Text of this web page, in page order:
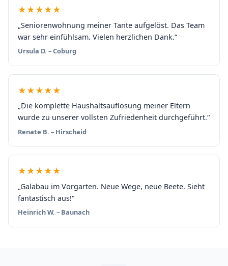
★★★★★
„Seniorenwohnung meiner Tante aufgelöst. Das Team
war sehr einfühlsam. Vielen herzlichen Dank.“
Ursula D. – Coburg
★★★★★
„Die komplette Haushaltsauflösung meiner Eltern
wurde zu unserer vollsten Zufriedenheit durchgeführt.“
Renate B. – Hirschaid
★★★★★
„Galabau im Vorgarten. Neue Wege, neue Beete. Sieht
fantastisch aus!“
Heinrich W. – Baunach